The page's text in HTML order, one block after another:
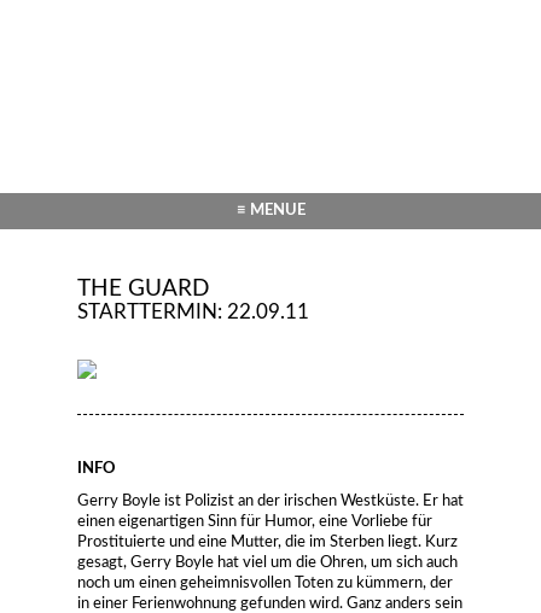
≡ MENUE
THE GUARD
STARTTERMIN: 22.09.11
INFO
Gerry Boyle ist Polizist an der irischen Westküste. Er hat
einen eigenartigen Sinn für Humor, eine Vorliebe für
Prostituierte und eine Mutter, die im Sterben liegt. Kurz
gesagt, Gerry Boyle hat viel um die Ohren, um sich auch
noch um einen geheimnisvollen Toten zu kümmern, der
in einer Ferienwohnung gefunden wird. Ganz anders sein